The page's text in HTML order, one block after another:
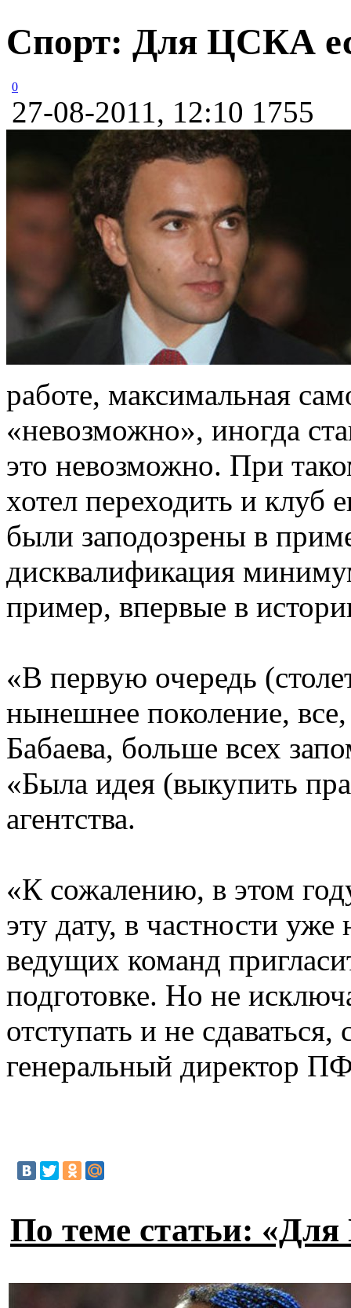
Спорт: Для ЦСКА
0
27-08-2011, 12:10 1755
работе, максимальная
«невозможно», иногда
это невозможно. При
хотел переходить и клуб
были заподозрены в
дисквалификация
пример, впервые в
«В первую очередь
нынешнее поколение,
Бабаева, больше всех
«Была идея (выкупить
агентства.
«К сожалению, в этом
эту дату, в частности
ведущих команд
подготовке. Но не
отступать и не
генеральный директор
По теме статьи: